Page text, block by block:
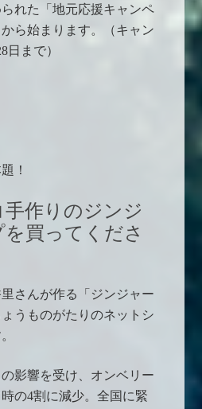
れた「地元応援キャンペ
ら始まります。（キャン
日まで）
！
作りのジンジ
買ってくださ
さんが作る「ジンジャー
うものがたりのネットシ
影響を受け、オンベリー
の4割に減少。全国に緊